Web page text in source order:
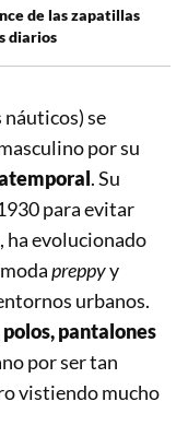
de las zapatillas
diarios
náuticos) se
por su
. Su
para evitar
ha evolucionado
preppyy
urbanos.
pantalones
por ser tan
vistiendo mucho